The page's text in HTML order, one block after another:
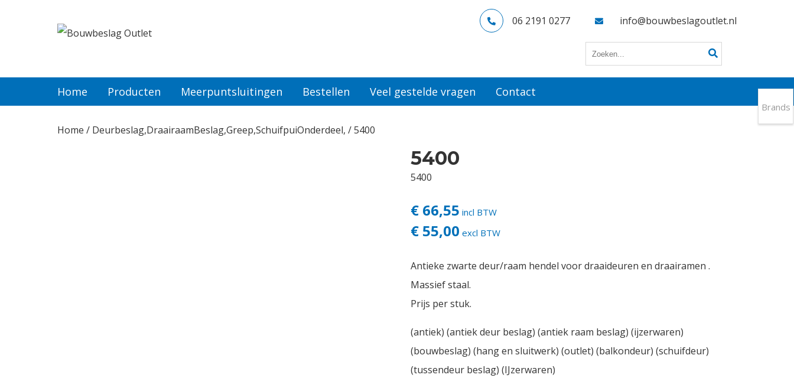
Producten
06 2191 0277 info@bouwbeslagoutlet.nl
Home Producten Meerpuntsluitingen Bestellen Veel gestelde vragen Contact
Home / Deurbeslag,DraairaamBeslag,Greep,SchuifpuiOnderdeel, / 5400
5400
5400
€ 66,55 incl BTW
€ 55,00 excl BTW
Antieke zwarte deur/raam hendel voor draaideuren en draairamen .
Massief staal.
Prijs per stuk.
(antiek) (antiek deur beslag) (antiek raam beslag) (ijzerwaren)
(bouwbeslag) (hang en sluitwerk) (outlet) (balkondeur) (schuifdeur)
(tussendeur beslag) (IJzerwaren)
Brands